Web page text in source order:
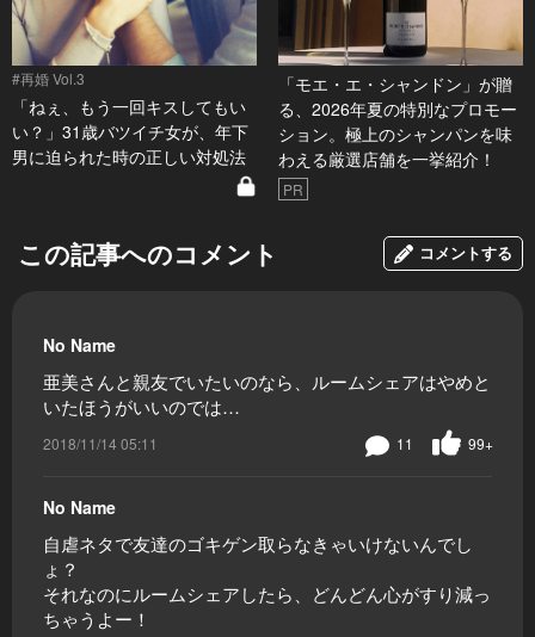
#再婚 Vol.3
「ねぇ、もう一回キスしてもい
い？」31歳バツイチ女が、年下
男に迫られた時の正しい対処法
「モエ・エ・シャンドン」が贈
る、2026年夏の特別なプロモー
ション。極上のシャンパンを味
わえる厳選店舗を一挙紹介！
PR
この記事へのコメント コメントする
No Name
亜美さんと親友でいたいのなら、ルームシェアはやめと
いたほうがいいのでは…
2018/11/14 05:11 99+
11
No Name
自虐ネタで友達のゴキゲン取らなきゃいけないんでし
ょ？
それなのにルームシェアしたら、どんどん心がすり減っ
ちゃうよー！